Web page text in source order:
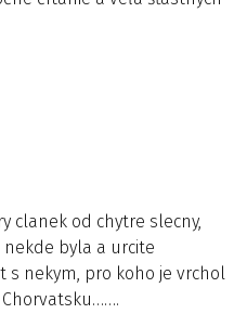
clanek od chytre slecny,
byla a urcite
nekym, pro koho je vrchol